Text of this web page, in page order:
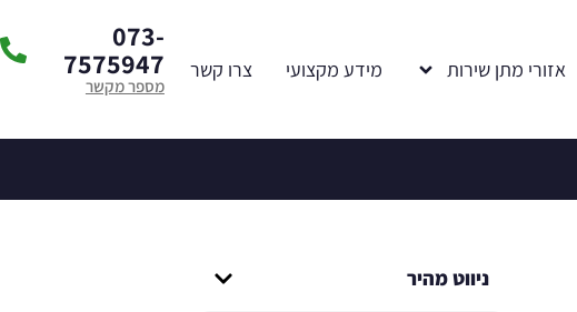
אזורי מתן שירות מידע מקצועי צרו קשר
073-
7575947
מספר מקשר
ניווט מהיר